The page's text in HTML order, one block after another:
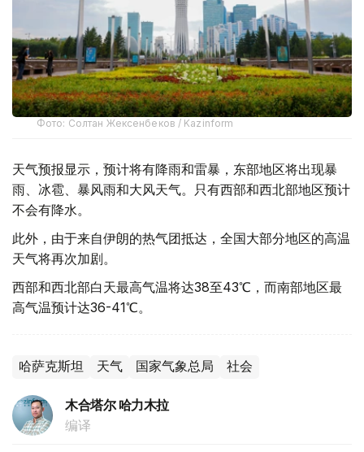
Фото: Солтан Жексенбеков / Kazinform
天气预报显示，预计将有降雨和雷暴，东部地区将出现暴
雨、冰雹、暴风雨和大风天气。只有西部和西北部地区预计
不会有降水。
此外，由于来自伊朗的热气团抵达，全国大部分地区的高温
天气将再次加剧。
西部和西北部白天最高气温将达38至43℃，而南部地区最
高气温预计达36-41℃。
哈萨克斯坦 天气 国家气象总局 社会
木合塔尔 哈力木拉
编译